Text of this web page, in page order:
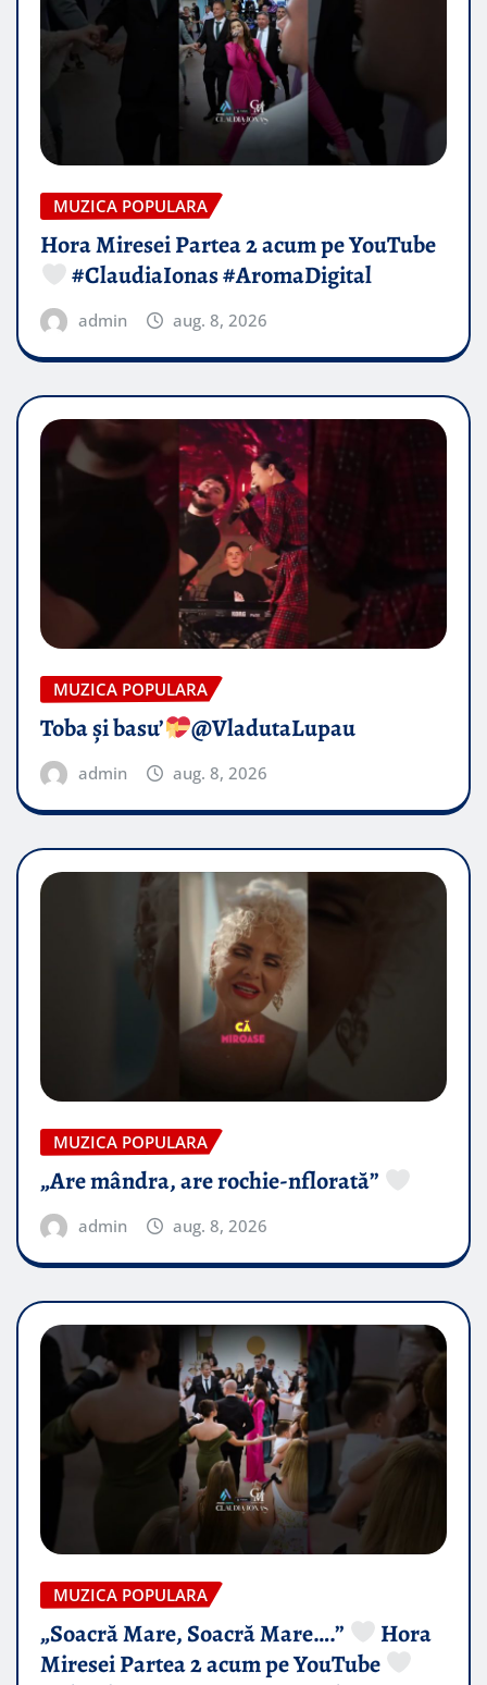
MUZICA POPULARA
Hora Miresei Partea 2 acum pe YouTube
#ClaudiaIonas #AromaDigital
admin aug. 8, 2026
MUZICA POPULARA
Toba și basu’ @VladutaLupau
admin aug. 8, 2026
MUZICA POPULARA
„Are mândra, are rochie-nflorată”
admin aug. 8, 2026
MUZICA POPULARA
„Soacră Mare, Soacră Mare….”
Hora
Miresei Partea 2 acum pe YouTube